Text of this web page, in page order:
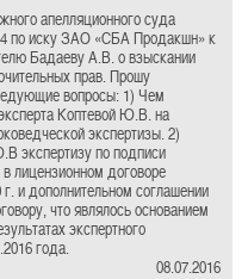
апелляционного суда
по иску ЗАО «СБА Продакшн» к
Бадаеву А.В. о взыскании
прав. Прошу
вопросы: 1) Чем
Коптевой Ю.В. на
экспертизы. 2)
экспертизу по подписи
лицензионном договоре
и дополнительном соглашении
что являлось основанием
экспертного
года.
08.07.2016